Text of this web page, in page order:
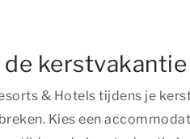
& Hotels tijdens je
Kies een